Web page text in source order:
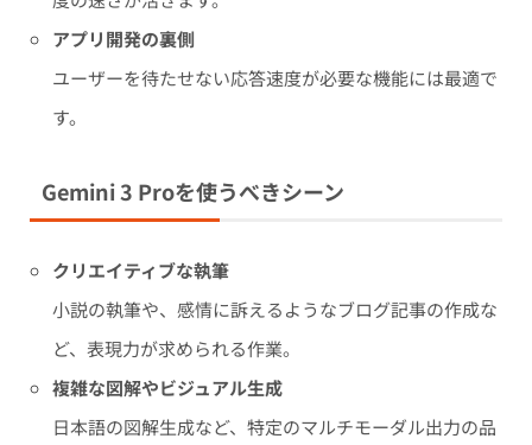
アプリ開発の裏側
ユーザーを待たせない応答速度が必要な機能には最適で
す。
Gemini 3 Proを使うべきシーン
クリエイティブな執筆
小説の執筆や、感情に訴えるようなブログ記事の作成な
ど、表現力が求められる作業。
複雑な図解やビジュアル生成
日本語の図解生成など、特定のマルチモーダル出力の品